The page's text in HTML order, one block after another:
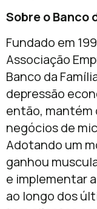
Sobre o Banco
Fundado em
Associação
Banco da
depressão
então, mantém
negócios de
Adotando um
ganhou
e implementar
ao longo dos